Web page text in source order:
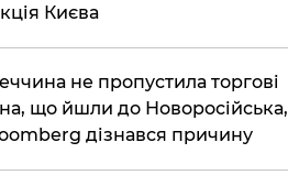
Києва
не пропустила торгові
що йшли до Новоросійська,
дізнався причину